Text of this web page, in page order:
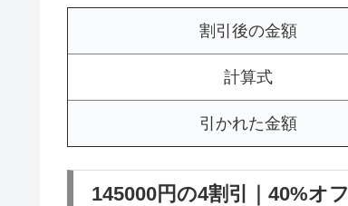
割引後の金額
計算式
引かれた金額
145000円の4割引｜40%オフ